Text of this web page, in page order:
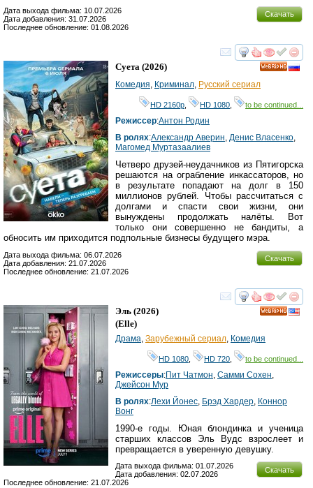
Скачать
Дата выхода фильма: 10.07.2026
Дата добавления: 31.07.2026
Последнее обновление: 01.08.2026
смотреть
Суета (2026)
Комедия Криминал Русский сериал
HD 2160р HD 1080 to be continued...
Режиссер:Антон Родин
В ролях:Александр Аверин Денис Власенко
Магомед Муртазаалиев
Четверо друзей-неудачников из Пятигорска
решаются на ограбление инкассаторов, но
в результате попадают на долг в 150
миллионов рублей. Чтобы рассчитаться с
долгами и спасти свои жизни, они
вынуждены продолжать налёты. Вот
только они совершенно не бандиты, а
обносить им приходится подпольные бизнесы будущего мэра.
Скачать
Дата выхода фильма: 06.07.2026
Дата добавления: 21.07.2026
Последнее обновление: 21.07.2026
смотреть
Эль (2026)
(Elle)
Драма Зарубежный сериал Комедия
HD 1080 HD 720 to be continued...
Режиссеры:Пит Чатмон Самми Cохен
Джейсон Мур
В ролях:Леxи Йонес Брэд Хардер Коннор
Вонг
1990-е годы. Юная блондинка и ученица
старших классов Эль Вудс взрослеет и
превращается в уверенную девушку.
Скачать
Дата выхода фильма: 01.07.2026
Дата добавления: 02.07.2026
Последнее обновление: 21.07.2026